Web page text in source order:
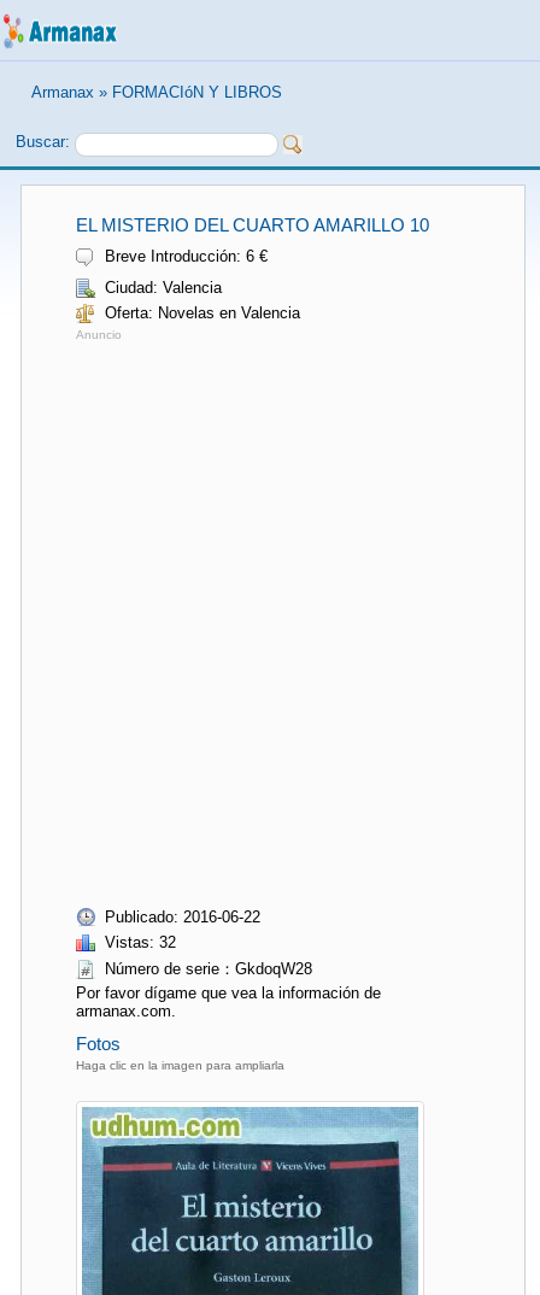
Armanax » FORMACIóN Y LIBROS
Buscar:
EL MISTERIO DEL CUARTO AMARILLO 10
Breve Introducción: 6 €
Ciudad: Valencia
Oferta: Novelas en Valencia
Anuncio
Publicado: 2016-06-22
Vistas: 32
Número de serie：GkdoqW28
Por favor dígame que vea la información de
armanax.com.
Fotos
Haga clic en la imagen para ampliarla